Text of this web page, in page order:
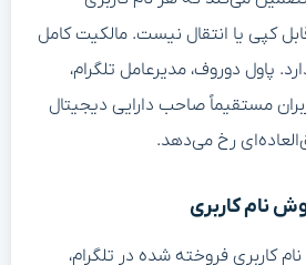
کپی یا انتقال نیست. مالکیت کامل
پاول دوروف، مدیرعامل تلگرام،
مستقیماً صاحب دارایی دیجیتال
رخ می‌دهد.
نام کاربری
نام کاربری فروخته شده در تلگرام،